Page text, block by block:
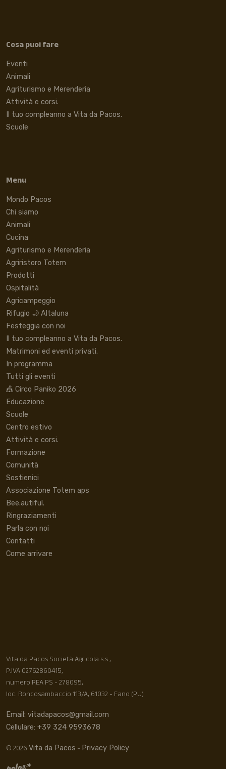
Cosa puoi fare
Eventi
Animali
Agriturismo e Merenderia
Attività e corsi.
Il tuo compleanno a Vita da Pacos.
Scuole
Menu
Mondo Pacos
Chi siamo
Animali
Cucina
Agriturismo e Merenderia
Agriristoro Totem
Prodotti
Ospitalità
Agricampeggio
Rifugio 🌙 Altaluna
Festeggia con noi
Il tuo compleanno a Vita da Pacos.
Matrimoni ed eventi privati.
In programma
Tutti gli eventi
🎪 Circo Paniko 2026
Educazione
Scuole
Centro estivo
Attività e corsi.
Formazione
Comunità
Sostienici
Associazione Totem aps
Bee.autiful.
Ringraziamenti
Parla con noi
Contatti
Come arrivare
Vita da Pacos Società Agricola s.s.,
P.IVA 02762860415,
numero REA PS - 278095,
loc. Roncosambaccio 113/A, 61032 - Fano (PU)
Email: vitadapacos@gmail.com
Cellulare: +39 324 9593678
© 2026 Vita da Pacos - Privacy Policy